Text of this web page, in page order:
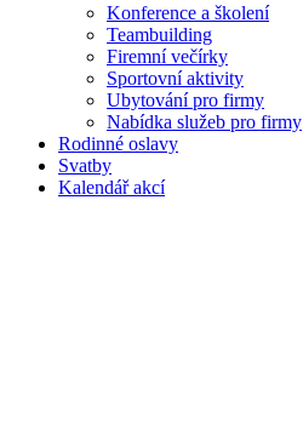
Konference a školení
Teambuilding
Firemní večírky
Sportovní aktivity
Ubytování pro firmy
Nabídka služeb pro firmy
Rodinné oslavy
Svatby
Kalendář akcí